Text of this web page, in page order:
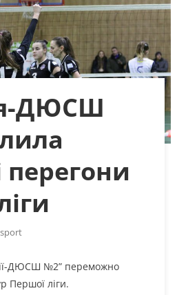
ДЮСШ
перегони
ДЮСШ №2” переможно
Першої ліги.